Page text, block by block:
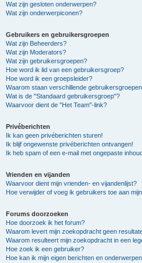
Wat zijn gesloten onderwerpen?
Wat zijn onderwerpiconen?
Gebruikers en gebruikersgroepen
Wat zijn Beheerders?
Wat zijn Moderators?
Wat zijn gebruikersgroepen?
Hoe word ik lid van een gebruikersgroep?
Hoe word ik een groepsleider?
Waarom staan verschillende
Wat is de "Standaard gebruikersgroep"?
Waarvoor dient de "Het Team"-link?
Privéberichten
Ik kan geen privéberichten sturen!
Ik blijf ongewenste privéberichten ontvangen!
Ik heb spam of een e-mail met ongepaste
Vrienden en vijanden
Waarvoor dient mijn vrienden- en vijandenlijst?
Hoe verwijder of voeg ik gebruikers toe aan
Forums doorzoeken
Hoe doorzoek ik het forum?
Waarom levert mijn zoekopdracht geen
Waarom resulteert mijn zoekopdracht in een
Hoe zoek ik een gebruiker?
Hoe kan ik mijn eigen berichten en